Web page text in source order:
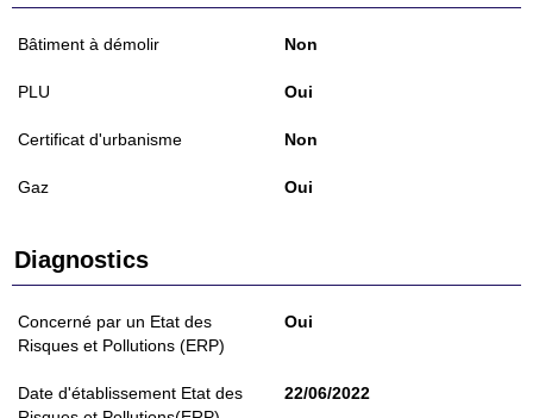
Bâtiment à démolir Non
PLU Oui
Certificat d'urbanisme Non
Gaz Oui
Diagnostics
Concerné par un Etat des
Risques et Pollutions (ERP)
Oui
Date d'établissement Etat des
22/06/2022